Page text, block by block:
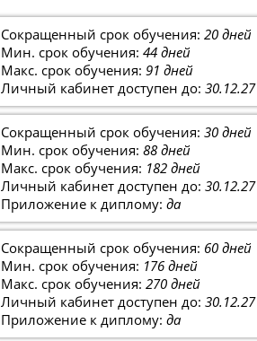
Сокращенный срок обучения:20 дней
Мин. срок обучения:44 дней
Макс. срок обучения:91 дней
Личный кабинет доступен до:30.12.27
Сокращенный срок обучения:30 дней
Мин. срок обучения:88 дней
Макс. срок обучения: 182 дней
Личный кабинет доступен до:30.12.27
Приложение к диплому:да
Сокращенный срок обучения: 60 дней
Мин. срок обучения: 176 дней
Макс. срок обучения:270 дней
Личный кабинет доступен до:30.12.27
Приложение к диплому:да